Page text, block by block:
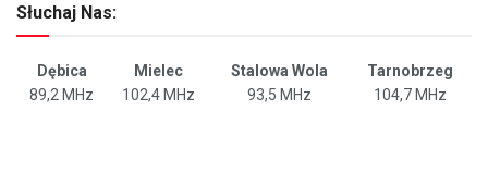
Słuchaj Nas:
Dębica Mielec Stalowa Wola
Tarnobrzeg
89,2 MHz
102,4 MHz 93,5 MHz 104,7 MHz